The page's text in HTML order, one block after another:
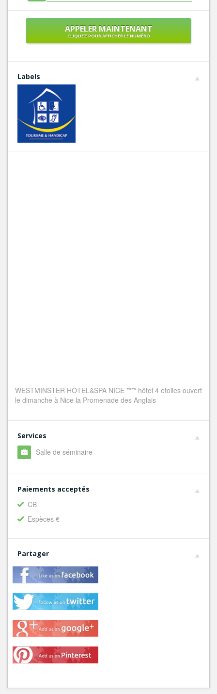
APPELER MAINTENANT
CLIQUEZ POUR AFFICHER LE NUMÉRO
Labels
WESTMINSTER HÔTEL&SPA NICE **** hôtel 4 étoiles ouvert
le dimanche à Nice la Promenade des Anglais
Services
Salle de séminaire
Paiements acceptés
CB
Espèces €
Partager